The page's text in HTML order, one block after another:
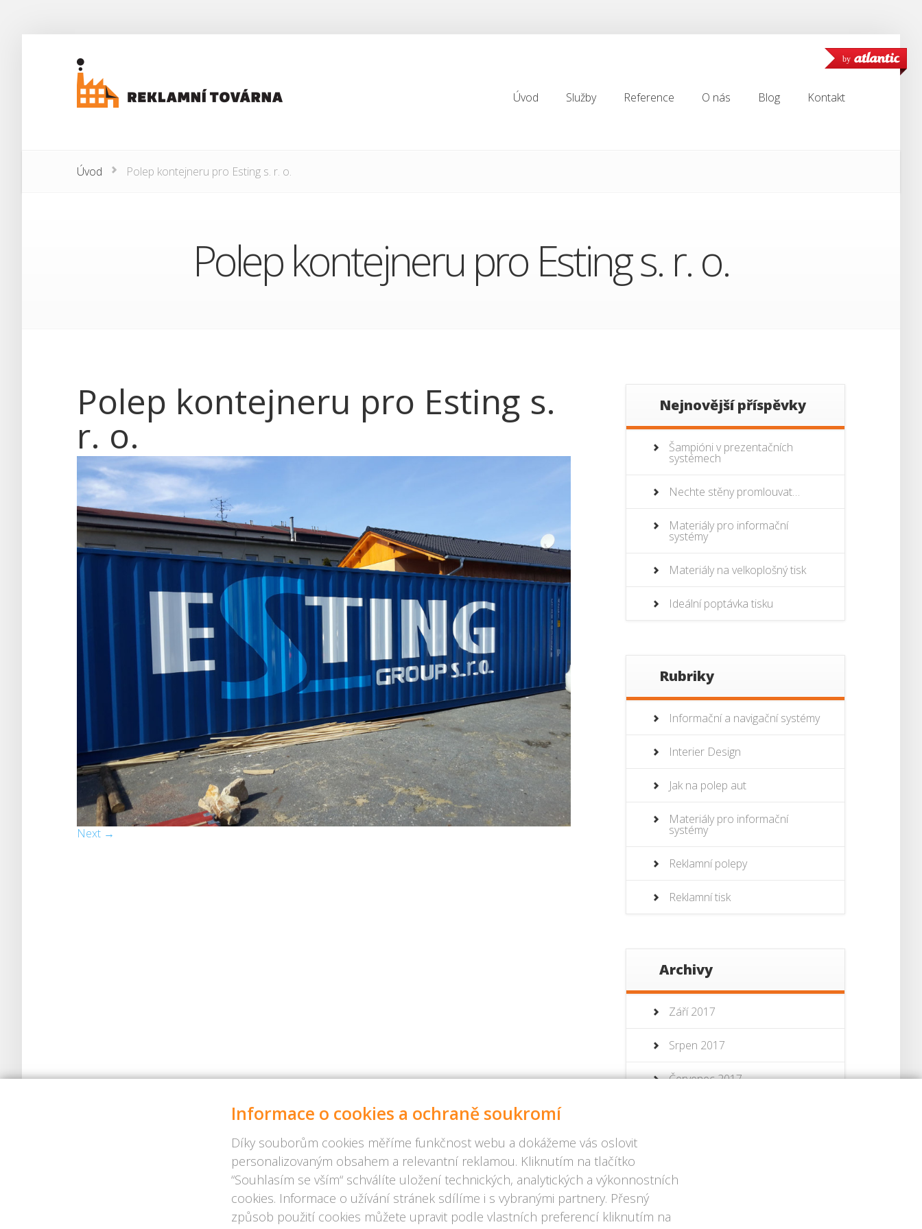
by
Úvod
Služby
Reference
O nás
Blog
Kontakt
Úvod Polep kontejneru pro Esting s. r. o.
Polep kontejneru pro Esting s. r. o.
Polep kontejneru pro Esting s.
r. o.
Next →
Nejnovější příspěvky
Šampióni v prezentačních
systémech
Nechte stěny promlouvat…
Materiály pro informační
systémy
Materiály na velkoplošný tisk
Ideální poptávka tisku
Rubriky
Informační a navigační systémy
Interier Design
Jak na polep aut
Materiály pro informační
systémy
Reklamní polepy
Reklamní tisk
Archivy
Září 2017
Srpen 2017
Červenec 2017
Informace o cookies a ochraně soukromí
Díky souborům cookies měříme funkčnost webu a dokážeme vás oslovit
personalizovaným obsahem a relevantní reklamou. Kliknutím na tlačítko
“Souhlasím se vším“ schválíte uložení technických, analytických a výkonnostních
cookies. Informace o užívání stránek sdílíme i s vybranými partnery. Přesný
způsob použití cookies můžete upravit podle vlastních preferencí kliknutím na